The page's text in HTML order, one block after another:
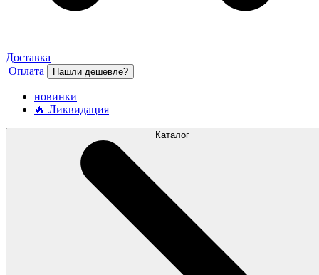
Доставка
Оплата
Нашли дешевле?
новинки
🔥 Ликвидация
Каталог